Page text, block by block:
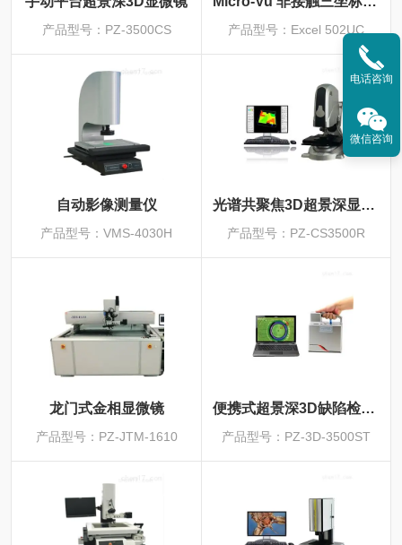
产品型号：PZ-3500CS 产品型号：Excel 502UC
自动影像测量仪
产品型号：VMS-4030H
光谱共聚焦3D超景深显微镜
产品型号：PZ-CS3500R
龙门式金相显微镜
产品型号：PZ-JTM-1610
便携式超景深3D缺陷检测系统
产品型号：PZ-3D-3500ST
电话咨询
微信咨询